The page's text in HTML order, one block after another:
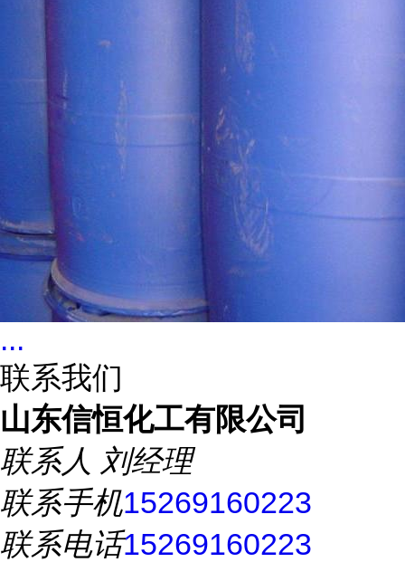
...
联系我们
山东信恒化工有限公司
联系人 刘经理
联系手机15269160223
联系电话15269160223